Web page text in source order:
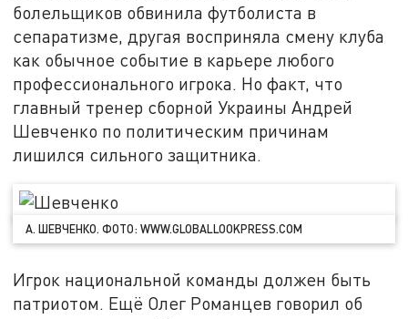
болельщиков обвинила футболиста в
сепаратизме, другая восприняла смену клуба
как обычное событие в карьере любого
профессионального игрока. Но факт, что
главный тренер сборной Украины Андрей
Шевченко по политическим причинам
лишился сильного защитника.
А. ШЕВЧЕНКО. ФОТО: WWW.GLOBALLOOKPRESS.COM
Игрок национальной команды должен быть
патриотом. Ещё Олег Романцев говорил об